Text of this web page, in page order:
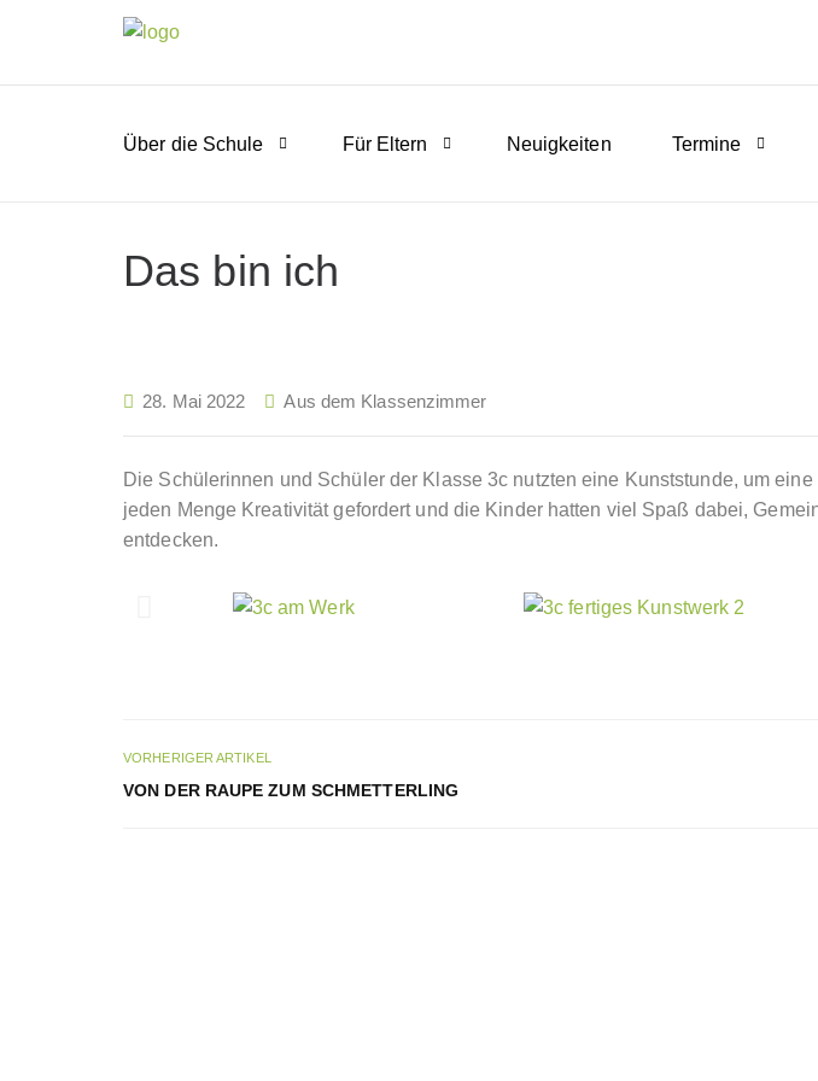
Über die Schule Für Eltern Neuigkeiten Termine
Das bin ich
28. Mai 2022 Aus dem Klassenzimmer
Die Schülerinnen und Schüler der Klasse 3c nutzten eine Kunststunde, um
jeden Menge Kreativität gefordert und die Kinder hatten viel Spaß dabei,
entdecken.
VORHERIGER ARTIKEL
VON DER RAUPE ZUM SCHMETTERLING